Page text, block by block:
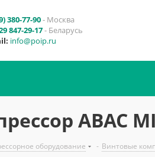
380-77-90- Москва
847-29-17- Беларусь
info@poip.ru
ABAC
оборудование - Винтовые